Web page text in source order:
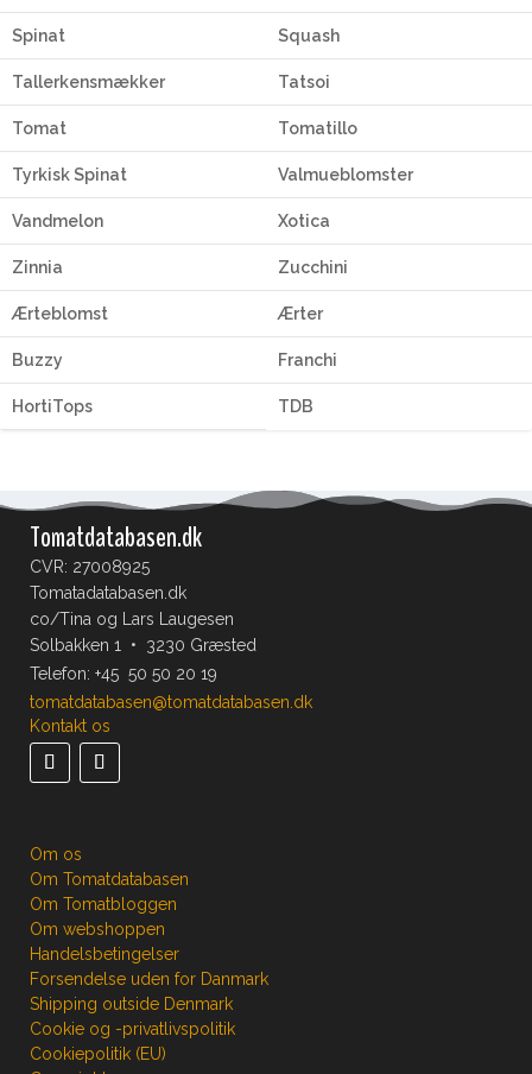
Spinat Squash
Tallerkensmækker Tatsoi
Tomat Tomatillo
Tyrkisk Spinat Valmueblomster
Vandmelon Xotica
Zinnia Zucchini
Ærteblomst Ærter
Buzzy Franchi
HortiTops TDB
Tomatdatabasen.dk
CVR: 27008925
Tomatadatabasen.dk
co/Tina og Lars Laugesen
Solbakken 1 • 3230 Græsted
Telefon: +45 50 50 20 19
tomatdatabasen@tomatdatabasen.dk
Kontakt os
Om os
Om Tomatdatabasen
Om Tomatbloggen
Om webshoppen
Handelsbetingelser
Forsendelse uden for Danmark
Shipping outside Denmark
Cookie og -privatlivspolitik
Cookiepolitik (EU)